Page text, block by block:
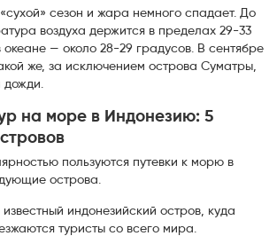
сезон и жара немного спадает. До
воздуха держится в пределах 29-33
океане — около 28-29 градусов. В сентябре
же, за исключением острова Суматры,
дожди.
на море в Индонезию: 5
пользуются путевки к морю в
острова.
индонезийский остров, куда
туристы со всего мира.